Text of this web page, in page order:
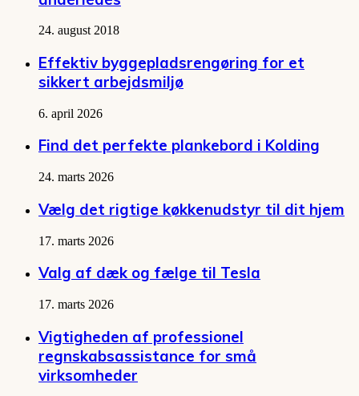
24. august 2018
Effektiv byggepladsrengøring for et
sikkert arbejdsmiljø
6. april 2026
Find det perfekte plankebord i Kolding
24. marts 2026
Vælg det rigtige køkkenudstyr til dit hjem
17. marts 2026
Valg af dæk og fælge til Tesla
17. marts 2026
Vigtigheden af professionel
regnskabsassistance for små
virksomheder